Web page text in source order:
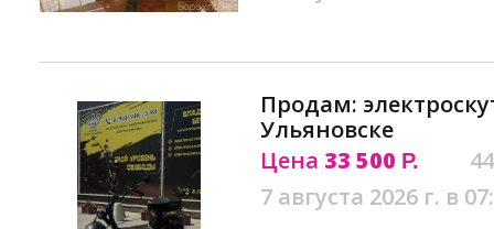
Продам:
Ульяновске
Цена 33 500 Р.
7 августа 2026 г. в